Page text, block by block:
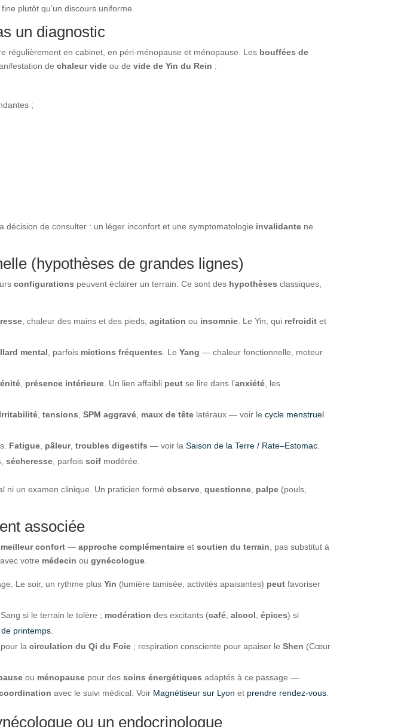
plutôt qu’un discours uniforme.
un diagnostic
régulièrement en cabinet, en péri-ménopause et ménopause. Les bouffées de
dechaleur vide ou devide de Yin du Rein :
;
décision de consulter : un léger inconfort et une symptomatologie invalidante ne
(hypothèses de grandes lignes)
configurations peuvent éclairer un terrain. Ce sont des hypothèses classiques,
, chaleur des mains et des pieds,agitation ou insomnie . Le Yin, qui refroidit et
mental , parfois mictions fréquentes . LeYang — chaleur fonctionnelle, moteur
présence intérieure . Un lien affaibli peut se lire dans l’anxiété , les
Irritabilité ,tensions ,SPM aggravé maux de tête latéraux — voir lecycle menstruel
Fatigue pâleur,troubles digestifs — voir laSaison de la Terre / Rate–Estomac
,sécheresse , parfoissoif modérée.
ni un examen clinique. Un praticien forméobserve ,questionne palpe (pouls,
associée
meilleur confort —approche complémentaire etsoutien du terrain , pas substitut à
avec votre médecin ougynécologue
Le soir, un rythme plusYin (lumière tamisée, activités apaisantes) peut favoriser
si le terrain le tolère ; modération des excitants (café ,alcool ,épices) si
printemps
pour lacirculation du Qi du Foie ; respiration consciente pour apaiser leShen (Cœur
ou ménopause pour dessoins énergétiques adaptés à ce passage —
avec le suivi médical. Voir Magnétiseur sur Lyon et prendre rendez-vous
ou un endocrinologue